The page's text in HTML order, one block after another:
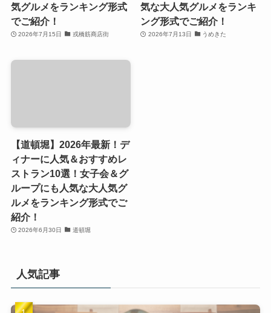
気グルメをランキング形式
でご紹介！
2026年7月15日 戎橋筋商店街
気な大人気グルメをランキ
ング形式でご紹介！
2026年7月13日 うめきた
【道頓堀】2026年最新！デ
ィナーに人気＆おすすめレ
ストラン10選！女子会＆グ
ループにも人気な大人気グ
ルメをランキング形式でご
紹介！
2026年6月30日 道頓堀
人気記事